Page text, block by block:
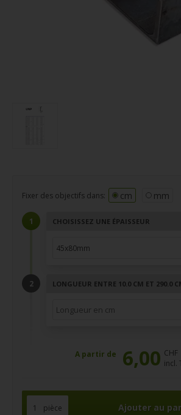
Fixer des objectifs dans: cm mm
CHOISISSEZ UNE ÉPAISSEUR
LONGUEUR ENTRE 10.0 CM ET 290.0
A partir de 6,00 CHF
incl.
pièce